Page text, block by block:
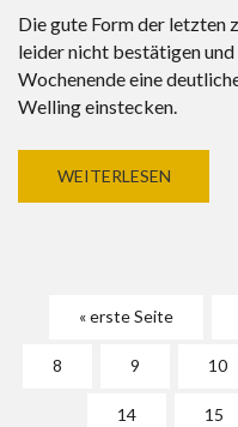
Die gute Form der letzten
leider nicht bestätigen
Wochenende eine
Welling einstecken.
WEITERLESEN
« erste Seite
8 9 10
14 15